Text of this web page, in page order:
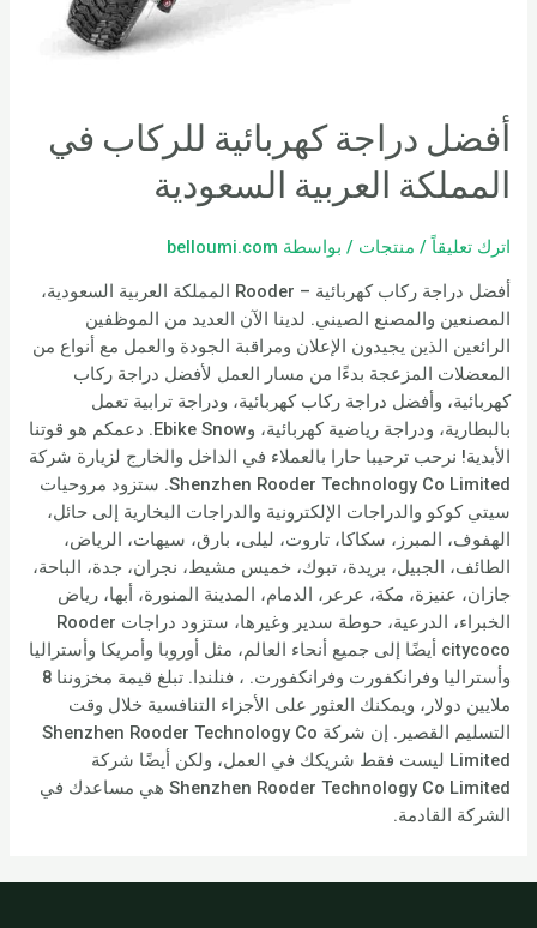
أفضل دراجة كهربائية للركاب في
المملكة العربية السعودية
اترك تعليقاً / منتجات / بواسطة belloumi.com
أفضل دراجة ركاب كهربائية – Rooder المملكة العربية السعودية،
المصنعين والمصنع الصيني. لدينا الآن العديد من الموظفين
الرائعين الذين يجيدون الإعلان ومراقبة الجودة والعمل مع أنواع من
المعضلات المزعجة بدءًا من مسار العمل لأفضل دراجة ركاب
كهربائية، وأفضل دراجة ركاب كهربائية، ودراجة ترابية تعمل
بالبطارية، ودراجة رياضية كهربائية، وEbike Snow. دعمكم هو قوتنا
الأبدية! نرحب ترحيبا حارا بالعملاء في الداخل والخارج لزيارة شركة
Shenzhen Rooder Technology Co Limited. ستزود مروحيات
سيتي كوكو والدراجات الإلكترونية والدراجات البخارية إلى حائل،
الهفوف، المبرز، سكاكا، تاروت، ليلى، بارق، سيهات، الرياض،
الطائف، الجبيل، بريدة، تبوك، خميس مشيط، نجران، جدة، الباحة،
جازان، عنيزة، مكة، عرعر، الدمام، المدينة المنورة، أبها، رياض
الخبراء، الدرعية، حوطة سدير وغيرها، ستزود دراجات Rooder
citycoco أيضًا إلى جميع أنحاء العالم، مثل أوروبا وأمريكا وأستراليا
وأستراليا وفرانكفورت وفرانكفورت. ، فنلندا. تبلغ قيمة مخزوننا 8
ملايين دولار، ويمكنك العثور على الأجزاء التنافسية خلال وقت
التسليم القصير. إن شركة Shenzhen Rooder Technology Co
Limited ليست فقط شريكك في العمل، ولكن أيضًا شركة
Shenzhen Rooder Technology Co Limited هي مساعدك في
الشركة القادمة.